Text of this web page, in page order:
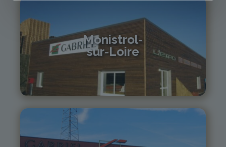
Monistrol-
sur-Loire
monistrol@gabriel-sa.fr